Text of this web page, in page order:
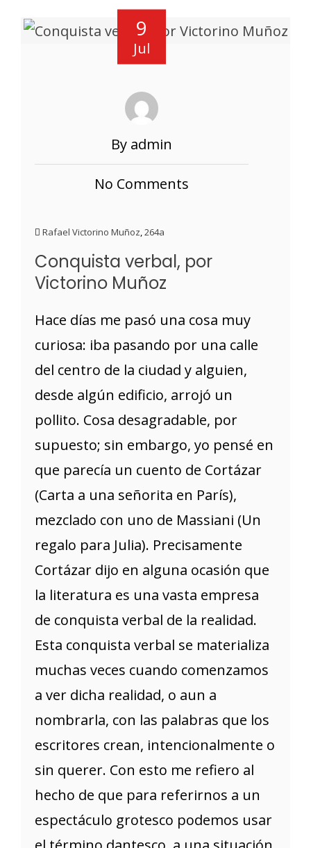
9
Jul
By admin
No Comments
Rafael Victorino Muñoz,264a
Conquista verbal, por
Victorino Muñoz
Hace días me pasó una cosa muy
curiosa: iba pasando por una calle
del centro de la ciudad y alguien,
desde algún edificio, arrojó un
pollito. Cosa desagradable, por
supuesto; sin embargo, yo pensé en
que parecía un cuento de Cortázar
(Carta a una señorita en París),
mezclado con uno de Massiani (Un
regalo para Julia). Precisamente
Cortázar dijo en alguna ocasión que
la literatura es una vasta empresa
de conquista verbal de la realidad.
Esta conquista verbal se materializa
muchas veces cuando comenzamos
a ver dicha realidad, o aun a
nombrarla, con las palabras que los
escritores crean, intencionalmente o
sin querer. Con esto me refiero al
hecho de que para referirnos a un
espectáculo grotesco podemos usar